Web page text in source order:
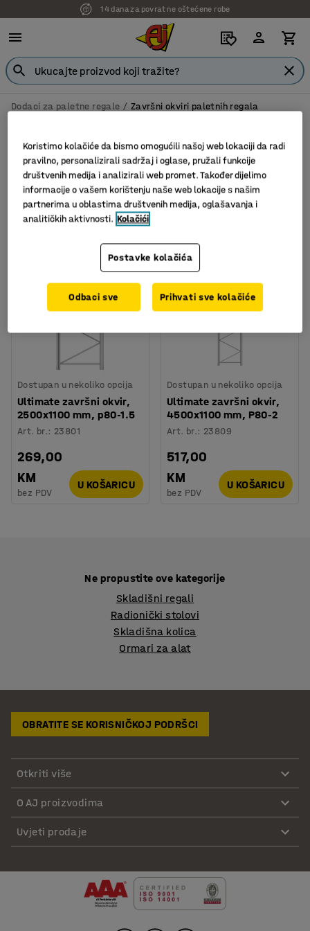
14 dana za povrat ne oštećene robe
Dodaci za paletne regale Završni okviri paletnih regala
Filter Sortiraj
Dostupan u nekoliko opcija
Ultimate završni okvir,
2500x1100 mm, p80-1.5
Art. br.: 23801
269,00
KM
bez PDV
U KOŠARICU
Dostupan u nekoliko opcija
Ultimate završni okvir,
4500x1100 mm, P80-2
Art. br.: 23809
517,00
KM
bez PDV
U KOŠARICU
Ne propustite ove kategorije
Skladišni regali
Radionički stolovi
Skladišna kolica
Ormari za alat
OBRATITE SE KORISNIČKOJ PODRŠCI
Otkriti više
O AJ proizvodima
Uvjeti prodaje
Koristimo kolačiće da bismo omogućili našoj web lokaciji da radi
pravilno, personalizirali sadržaj i oglase, pružali funkcije
društvenih medija i analizirali web promet. Također dijelimo
informacije o vašem korištenju naše web lokacije s našim
partnerima u oblastima društvenih medija, oglašavanja i
analitičkih aktivnosti. Kolačići
Postavke kolačića
Odbaci sve Prihvati sve kolačiće